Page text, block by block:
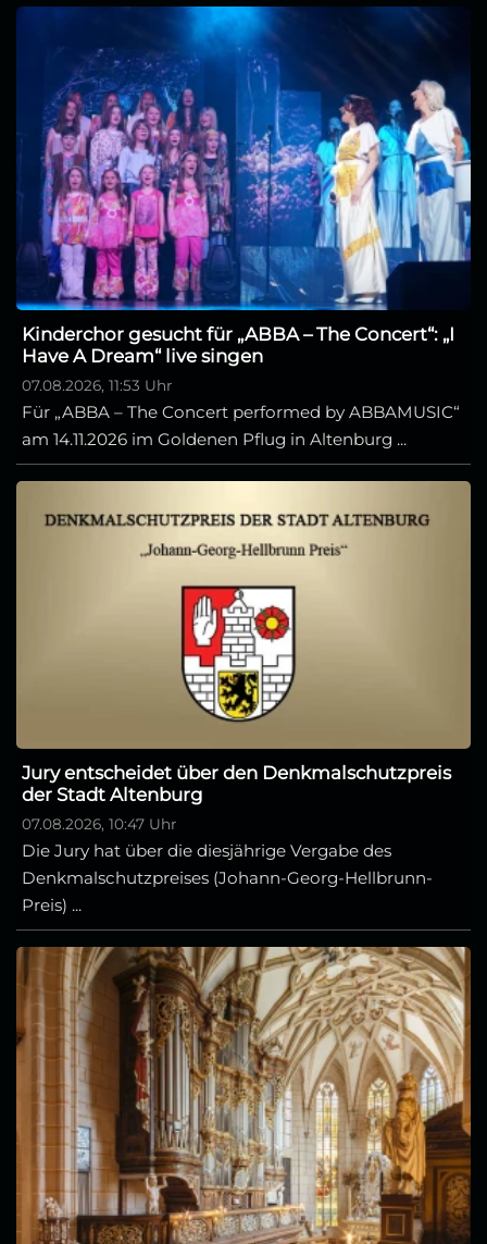
Kinderchor gesucht für „ABBA – The Concert“: „I
Have A Dream“ live singen
07.08.2026, 11:53 Uhr
Für „ABBA – The Concert performed by ABBAMUSIC“
am 14.11.2026 im Goldenen Pflug in Altenburg ...
Jury entscheidet über den Denkmalschutzpreis
der Stadt Altenburg
07.08.2026, 10:47 Uhr
Die Jury hat über die diesjährige Vergabe des
Denkmalschutzpreises (Johann-Georg-Hellbrunn-
Preis) ...